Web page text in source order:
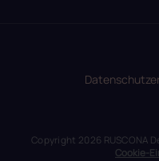
Copyright 2026 RUSCONA
Cookie-